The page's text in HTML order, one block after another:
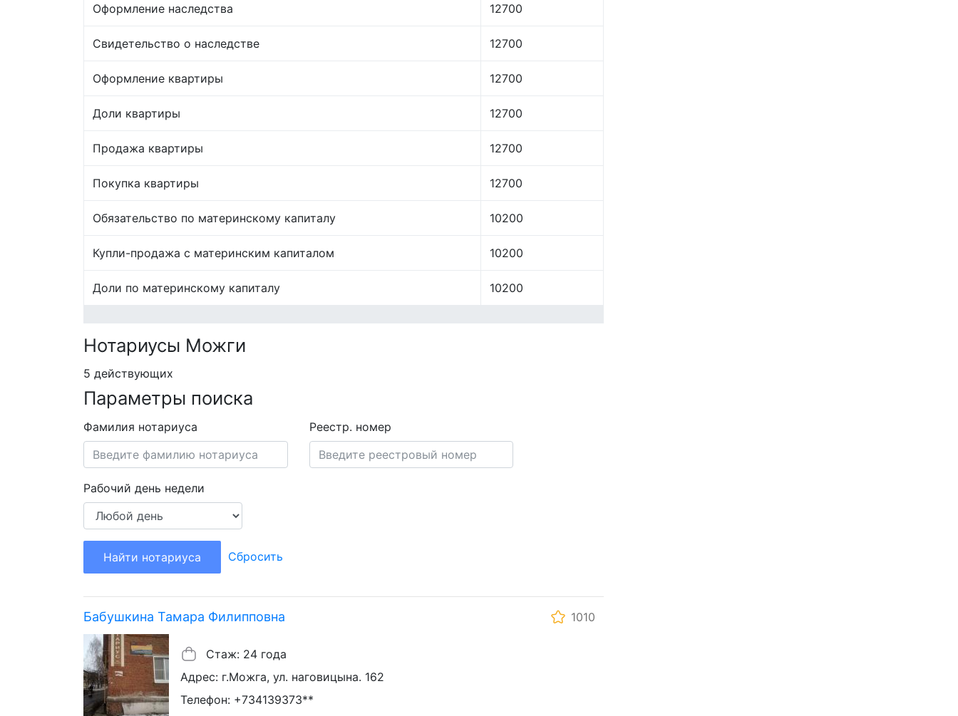
Оформление наследства 12700
Свидетельство о наследстве 12700
Оформление квартиры 12700
Доли квартиры 12700
Продажа квартиры 12700
Покупка квартиры 12700
Обязательство по материнскому капиталу 10200
Купли-продажа с материнским капиталом 10200
Доли по материнскому капиталу 10200
Нотариусы Можги
5 действующих
Параметры поиска
Фамилия нотариуса Реестр. номер
Рабочий день недели
Найти нотариуса Сбросить
Бабушкина Тамара Филипповна 1010
Стаж: 24 года
Адрес: г.Можга, ул. наговицына. 162
Телефон: +734139373**